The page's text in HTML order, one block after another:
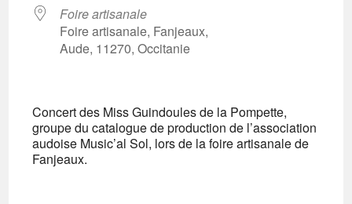
Foire artisanale
Foire artisanale, Fanjeaux,
Aude, 11270, Occitanie
Concert des Miss Guindoules de la Pompette,
groupe du catalogue de production de l’association
audoise Music’al Sol, lors de la foire artisanale de
Fanjeaux.